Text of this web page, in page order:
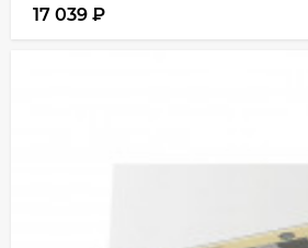
17 039 ₽